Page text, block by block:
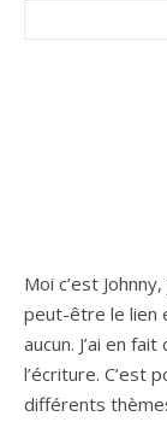
Moi c’est
peut-être le lien
aucun. J’ai en
l’écriture. C’est
différents